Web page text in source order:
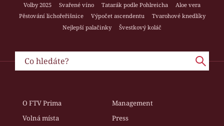
Volby 2025
Svařené víno Tatarák podle Pohlreicha
Aloe vera
Pěstování lichořeřišnice
Výpočet ascendentu
Tvarohové knedlíky
Nejlepší palačinky
Švestkový koláč
O FTV Prima
Management
Volná místa
Press